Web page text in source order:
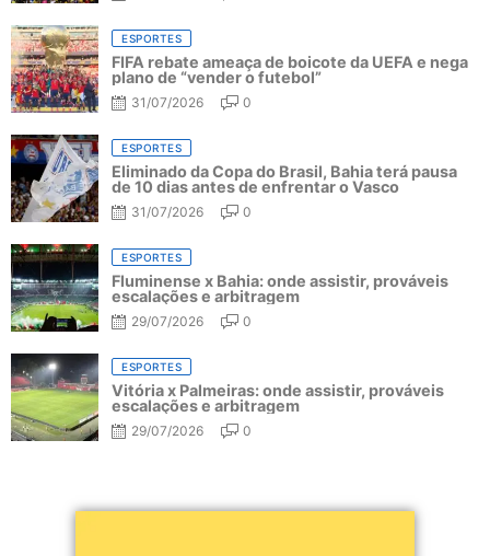
ESPORTES
FIFA rebate ameaça de boicote da UEFA e nega
plano de “vender o futebol”
31/07/2026 0
ESPORTES
Eliminado da Copa do Brasil, Bahia terá pausa
de 10 dias antes de enfrentar o Vasco
31/07/2026 0
ESPORTES
Fluminense x Bahia: onde assistir, prováveis
escalações e arbitragem
29/07/2026 0
ESPORTES
Vitória x Palmeiras: onde assistir, prováveis
escalações e arbitragem
29/07/2026 0